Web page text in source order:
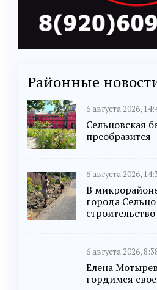
Районные
6 августа 2026,
Сельцовская
преобразится
6 августа 2026,
В
города
6 августа 2026,
Елена
гордимся